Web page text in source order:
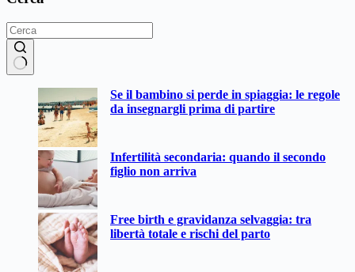
Se il bambino si perde in spiaggia: le regole
da insegnargli prima di partire
Infertilità secondaria: quando il secondo
figlio non arriva
Free birth e gravidanza selvaggia: tra
libertà totale e rischi del parto